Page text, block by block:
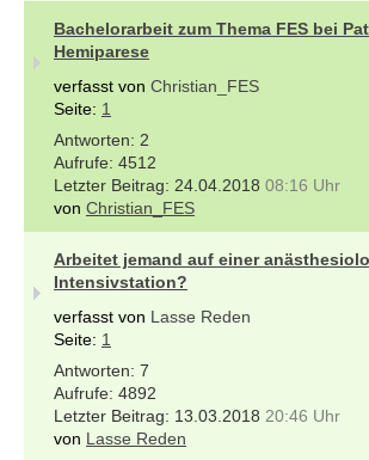
Bachelorarbeit zum Thema FES bei
Hemiparese
verfasst von Christian_FES
Seite: 1
2
4512
24.04.2018 08:16 Uhr
von Christian_FES
Arbeitet jemand auf einer
Intensivstation?
verfasst von Lasse Reden
Seite: 1
7
4892
13.03.2018 20:46 Uhr
von Lasse Reden